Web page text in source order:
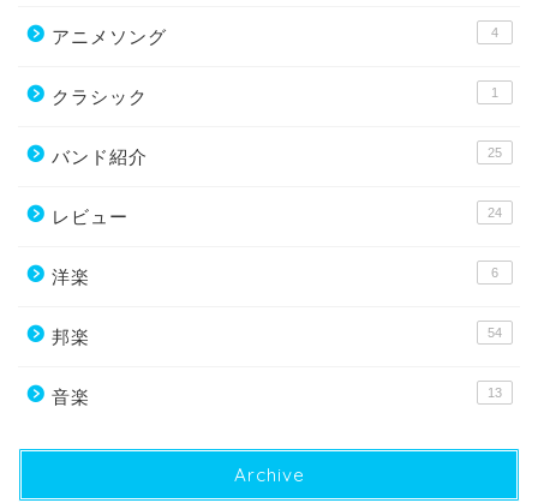
アニメソング 4
クラシック 1
バンド紹介 25
レビュー 24
洋楽 6
邦楽 54
音楽 13
Archive